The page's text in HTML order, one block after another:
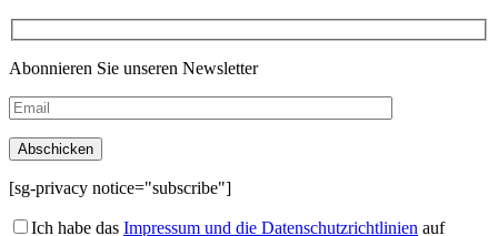
Abonnieren Sie unseren Newsletter
[sg-privacy notice="subscribe"]
Ich habe das Impressum und die Datenschutzrichtlinien auf